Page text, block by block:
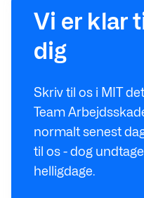
Vi er klar
dig
Skriv til os i MIT
Team
normalt senest
til os - dog
helligdage.